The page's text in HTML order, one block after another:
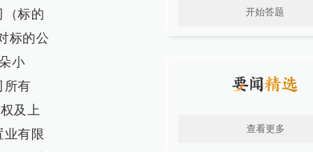
（标的
标的公
小
所有
及上
业有限
开始答题
查看更多